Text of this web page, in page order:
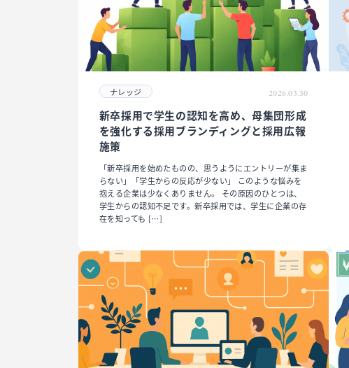
ナレッジ 2026.03.30
新卒採用で学生の認知を高め、母集団形成
を強化する採用ブランディングと採用広報
施策
「新卒採用を始めたものの、思うようにエントリーが集ま
らない」「学生からの反応が少ない」 このような悩みを
抱える企業は少なくありません。 その原因のひとつは、
学生からの認知不足です。新卒採用では、学生に企業の存
在を知っても […]